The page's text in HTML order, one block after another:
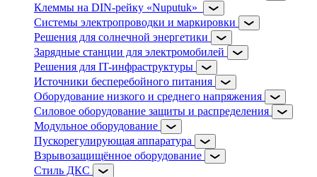
Клеммы на DIN-рейку «Nuputuk»
Системы электропроводки и маркировки
Решения для солнечной энергетики
Зарядные станции для электромобилей
Решения для IT-инфраструктуры
Источники бесперебойного питания
Оборудование низкого и среднего напряжения
Силовое оборудование защиты и распределения
Модульное оборудование
Пускорегулирующая аппаратура
Взрывозащищённое оборудование
Стиль ДКС